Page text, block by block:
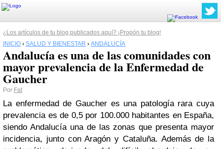
¿Los artículos de tu blog publicados aquí? ¡Propón tu blog!
INICIO › SALUD Y BIENESTAR › ANDALUCÍA
Andalucía es una de las comunidades con
mayor prevalencia de la Enfermedad de
Gaucher
Por Fat
La enfermedad de Gaucher es una patología rara cuya
prevalencia es de 0,5 por 100.000 habitantes en España,
siendo Andalucía una de las zonas que presenta mayor
incidencia, junto con Aragón y Cataluña. Además de la